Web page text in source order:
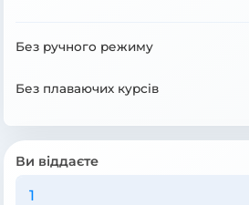
Без ручного режиму
Без плаваючих курсів
Ви віддаєте